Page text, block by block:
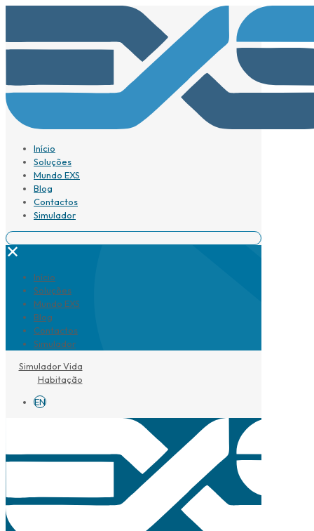
Início
Soluções
Mundo EXS
Blog
Contactos
Simulador
✕
Início
Soluções
Mundo EXS
Blog
Contactos
Simulador
Simulador Vida
Habitação
EN